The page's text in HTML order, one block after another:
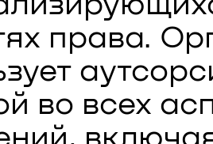
права.
во всех